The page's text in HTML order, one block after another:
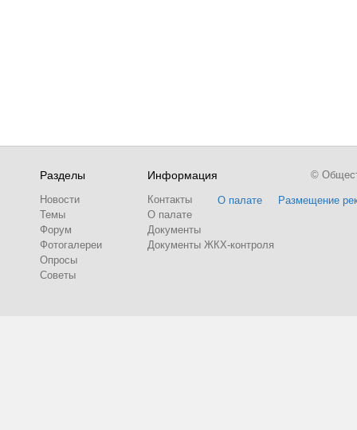
Разделы
Новости
Темы
Форум
Фотогалереи
Опросы
Советы
Информация
Контакты
О палате
Документы
Документы ЖКХ-контроля
О палате Размещение
©